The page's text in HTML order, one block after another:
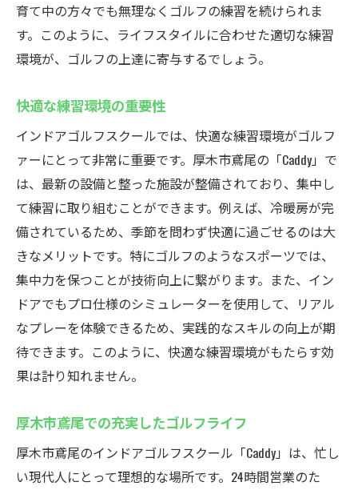
育て中の方々でも無理なくゴルフの練習を続けられま
す。このように、ライフスタイルに合わせた適切な練習
環境が、ゴルフの上達に寄与するでしょう。
快適な練習環境の重要性
インドアゴルフスクールでは、快適な練習環境がゴルフ
ァーにとって非常に重要です。厚木市鳶尾の「Caddy」で
は、最新の設備と整った施設が整備されており、集中し
て練習に取り組むことができます。例えば、冷暖房が完
備されているため、季節を問わず快適に過ごせるのは大
きなメリットです。特にゴルフのようなスポーツでは、
集中力を保つことが技術向上に繋がります。また、イン
ドアでもプロ仕様のシミュレーターを使用して、リアル
なプレーを体験できるため、実践的なスキルの向上が期
待できます。このように、快適な練習環境がもたらす効
果は計り知れません。
厚木市鳶尾での充実したゴルフライフ
厚木市鳶尾のインドアゴルフスクール「Caddy」は、忙し
い現代人にとって理想的な場所です。24時間営業のた